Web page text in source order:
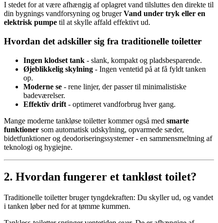
I stedet for at være afhængig af oplagret vand tilsluttes den direkte til
din bygnings vandforsyning og brugerVand under tryk eller en
elektrisk pumpe til at skylle affald effektivt ud.
Hvordan det adskiller sig fra traditionelle toiletter
Ingen klodset tank - slank, kompakt og pladsbesparende.
Øjeblikkelig skylning - Ingen ventetid på at få fyldt tanken
op.
Moderne se - rene linjer, der passer til minimalistiske
badeværelser.
Effektiv drift - optimeret vandforbrug hver gang.
Mange moderne tankløse toiletter kommer også med smarte
funktioner som automatisk udskylning, opvarmede sæder,
bidetfunktioner og deodoriseringssystemer - en sammensmeltning af
teknologi og hygiejne.
2. Hvordan fungerer et tankløst toilet?
Traditionelle toiletter bruger tyngdekraften: Du skyller ud, og vandet
i tanken løber ned for at tømme kummen.